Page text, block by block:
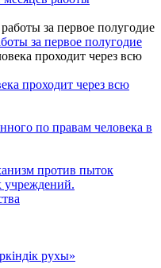
за первое полугодие
проходит через всю
по правам человека в
против пыток
рухы»